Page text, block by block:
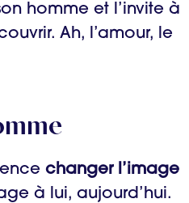
homme et l’invite à
Ah, l’amour, le
changer l’image
à lui, aujourd’hui.